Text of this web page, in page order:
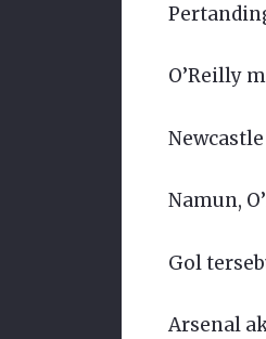
O’Reilly
Namun,
Gol
Arsenal